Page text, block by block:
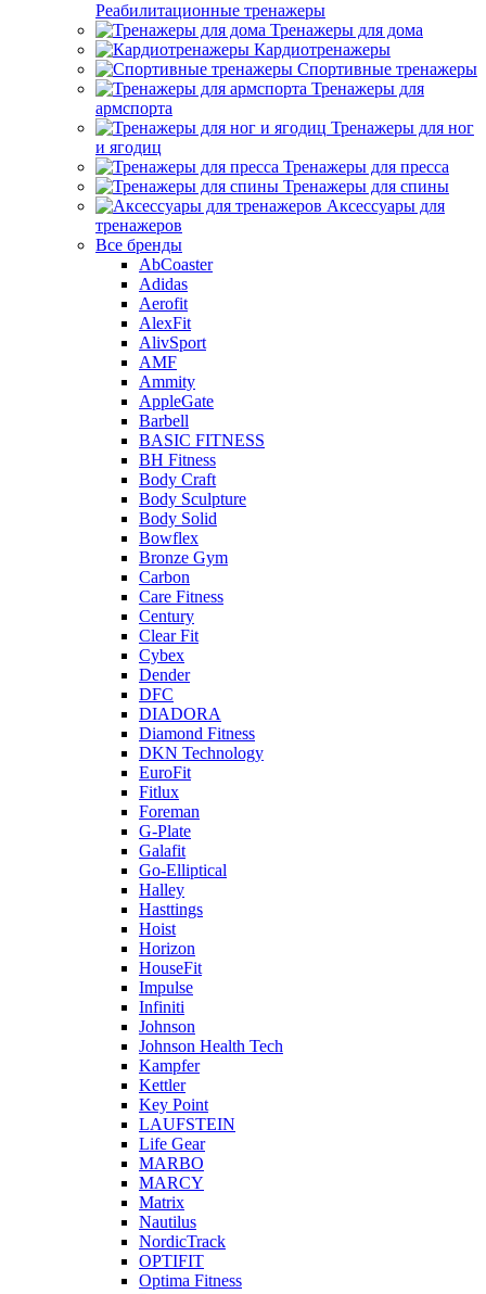
Реабилитационные тренажеры
Тренажеры для дома
Кардиотренажеры
Спортивные тренажеры
Тренажеры для
армспорта
Тренажеры для ног
и ягодиц
Тренажеры для пресса
Тренажеры для спины
Аксессуары для
тренажеров
Все бренды
AbCoaster
Adidas
Aerofit
AlexFit
AlivSport
AMF
Ammity
AppleGate
Barbell
BASIC FITNESS
BH Fitness
Body Craft
Body Sculpture
Body Solid
Bowflex
Bronze Gym
Carbon
Care Fitness
Century
Clear Fit
Cybex
Dender
DFC
DIADORA
Diamond Fitness
DKN Technology
EuroFit
Fitlux
Foreman
G-Plate
Galafit
Go-Elliptical
Halley
Hasttings
Hoist
Horizon
HouseFit
Impulse
Infiniti
Johnson
Johnson Health Tech
Kampfer
Kettler
Key Point
LAUFSTEIN
Life Gear
MARBO
MARCY
Matrix
Nautilus
NordicTrack
OPTIFIT
Optima Fitness